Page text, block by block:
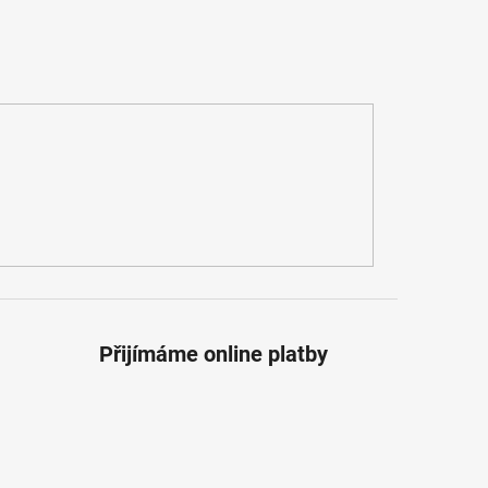
Přijímáme online platby